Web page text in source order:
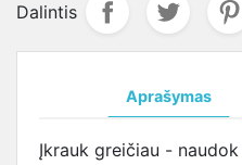
Dalintis
Aprašymas
Įkrauk greičiau -